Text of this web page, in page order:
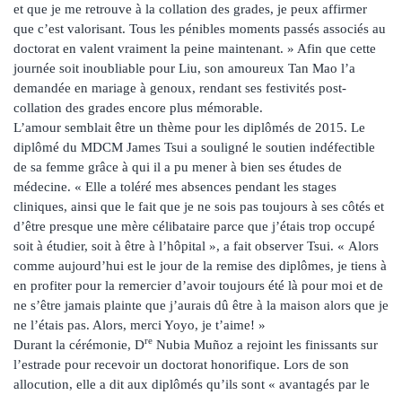
et que je me retrouve à la collation des grades, je peux affirmer
que c’est valorisant. Tous les pénibles moments passés associés au
doctorat en valent vraiment la peine maintenant. » Afin que cette
journée soit inoubliable pour Liu, son amoureux Tan Mao l’a
demandée en mariage à genoux, rendant ses festivités post-
collation des grades encore plus mémorable.
L’amour semblait être un thème pour les diplômés de 2015. Le
diplômé du MDCM James Tsui a souligné le soutien indéfectible
de sa femme grâce à qui il a pu mener à bien ses études de
médecine. « Elle a toléré mes absences pendant les stages
cliniques, ainsi que le fait que je ne sois pas toujours à ses côtés et
d’être presque une mère célibataire parce que j’étais trop occupé
soit à étudier, soit à être à l’hôpital », a fait observer Tsui. « Alors
comme aujourd’hui est le jour de la remise des diplômes, je tiens à
en profiter pour la remercier d’avoir toujours été là pour moi et de
ne s’être jamais plainte que j’aurais dû être à la maison alors que je
ne l’étais pas. Alors, merci Yoyo, je t’aime! »
Durant la cérémonie, Dre Nubia Muñoz a rejoint les finissants sur
l’estrade pour recevoir un doctorat honorifique. Lors de son
allocution, elle a dit aux diplômés qu’ils sont « avantagés par le